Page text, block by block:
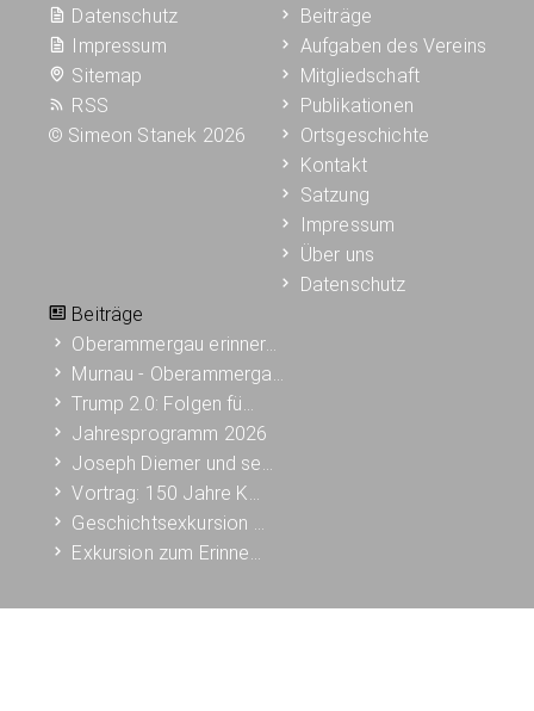
Datenschutz
Impressum
Sitemap
RSS
© Simeon Stanek 2026
Beiträge
Aufgaben des Vereins
Mitgliedschaft
Publikationen
Ortsgeschichte
Kontakt
Satzung
Impressum
Über uns
Datenschutz
Beiträge
Oberammergau erinner…
Murnau - Oberammerga…
Trump 2.0: Folgen fü…
Jahresprogramm 2026
Joseph Diemer und se…
Vortrag: 150 Jahre K…
Geschichtsexkursion …
Exkursion zum Erinne…